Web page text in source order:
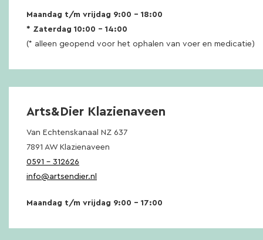
Maandag t/m vrijdag 9:00 – 18:00
* Zaterdag 10:00 – 14:00
(* alleen geopend voor het ophalen van voer en medicatie)
Arts&Dier Klazienaveen
Van Echtenskanaal NZ 637
7891 AW Klazienaveen
0591 – 312626
info@artsendier.nl
Maandag t/m vrijdag 9:00 – 17:00